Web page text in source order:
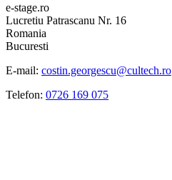
e-stage.ro
Lucretiu Patrascanu Nr. 16
Romania
Bucuresti
E-mail: costin.georgescu@cultech.ro
Telefon: 0726 169 075